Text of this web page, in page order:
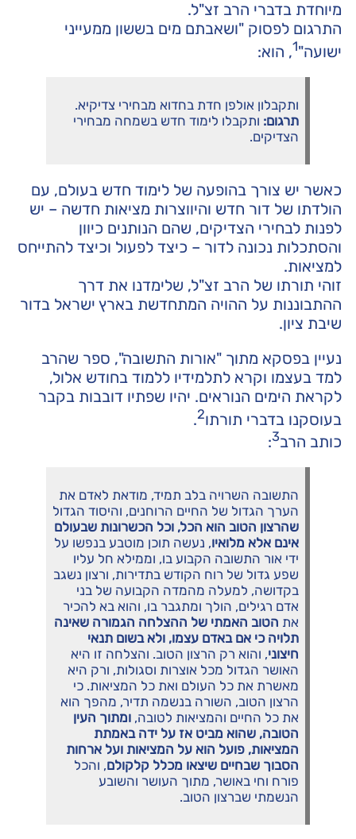
מיוחדת בדברי הרב זצ"ל.
התרגום לפסוק "ושאבתם מים בששון ממעייני
ישועה"1, הוא:
ותקבלון אולפן חדת בחדוא מבחירי צדיקיא.
תרגום: ותקבלו לימוד חדש בשמחה מבחירי
הצדיקים.
כאשר יש צורך בהופעה של לימוד חדש בעולם, עם
הולדתו של דור חדש והיווצרות מציאות חדשה – יש
לפנות לבחירי הצדיקים, שהם הנותנים כיוון
והסתכלות נכונה לדור – כיצד לפעול וכיצד להתייחס
למציאות.
זוהי תורתו של הרב זצ"ל, שלימדנו את דרך
ההתבוננות על ההויה המתחדשת בארץ ישראל בדור
שיבת ציון.
נעיין בפסקא מתוך "אורות התשובה", ספר שהרב
למד בעצמו וקרא לתלמידיו ללמוד בחודש אלול,
לקראת הימים הנוראים. יהיו שפתיו דובבות בקבר
בעוסקנו בדברי תורתו2
.
כותב הרב3
:
התשובה השרויה בלב תמיד, מודאת לאדם את
הערך הגדול של החיים הרוחנים, והיסוד הגדול
שהרצון הטוב הוא הכל, וכל הכשרונות שבעולם
אינם אלא מלואיו, נעשה תוכן מוטבע בנפשו על
ידי אור התשובה הקבוע בו, וממילא חל עליו
שפע גדול של רוח הקודש בתדירות, ורצון נשגב
בקדושה, למעלה מהמדה הקבועה של בני
אדם רגילים, הולך ומתגבר בו, והוא בא להכיר
את הטוב האמתי של ההצלחה הגמורה שאינה
תלויה כי אם באדם עצמו, ולא בשום תנאי
חיצוני, והוא רק הרצון הטוב. והצלחה זו היא
האושר הגדול מכל אוצרות וסגולות, ורק היא
מאשרת את כל העולם ואת כל המציאות. כי
הרצון הטוב, השורה בנשמה תדיר, מהפך הוא
את כל החיים והמציאות לטובה, ומתוך העין
הטובה, שהוא מביט אז על ידה באמתת
המציאות, פועל הוא על המציאות ועל ארחות
הסבוך שבחיים שיצאו מכלל קלקולם, והכל
פורח וחי באושר, מתוך העושר והשובע
הנשמתי שברצון הטוב.